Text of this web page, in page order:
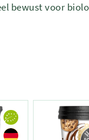
bewust voor